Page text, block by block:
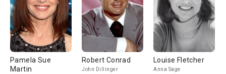
Pamela Sue
Martin
Robert Conrad
John Dillinger
Louise Fletcher
Anna Sage